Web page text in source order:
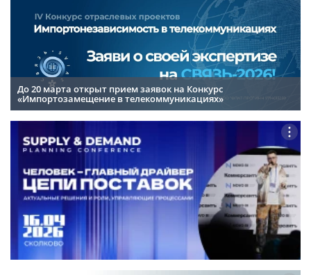
До 20 марта открыт прием заявок на Конкурс
«Импортозамещение в телекоммуникациях»